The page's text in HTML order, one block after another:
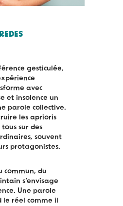
érence gesticul ée,
érience
avec
et insolence un
parole collective.
les aprioris
sur des
souvent
protagonistes.
commun, du
s’envisage
Une parole
réel comme il